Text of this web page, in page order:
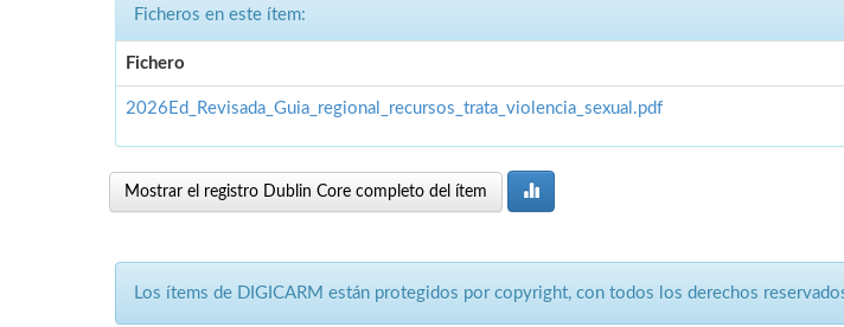
Ficheros en este ítem:
Fichero
2026Ed_Revisada_Guia_regional_recursos_trata_violencia_sexual.pdf
Mostrar el registro Dublin Core completo del ítem
Los ítems de DIGICARM están protegidos por copyright, con todos los derechos